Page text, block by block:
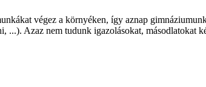
végez a környéken, így aznap
Azaz nem tudunk igazolásokat, másodlatokat